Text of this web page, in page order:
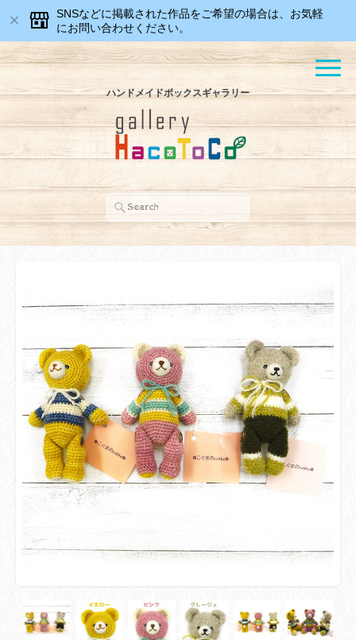
SNSなどに掲載された作品をご希望の場合は、お気軽
にお問い合わせください。
ハンドメイドボックスギャラリー